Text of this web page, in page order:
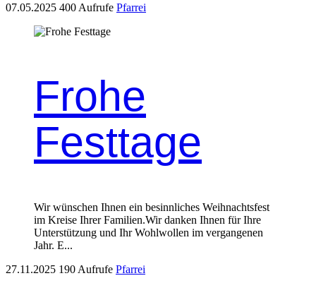
07.05.2025 400 Aufrufe Pfarrei
Frohe
Festtage
Wir wün­schen Ihnen ein besinnlich­es Wei­h­nachts­fest
im Kreise Ihrer Fam­i­lien.Wir danken Ihnen für Ihre
Unter­stützung und Ihr Wohlwollen im ver­gan­genen
Jahr. E...
27.11.2025 190 Aufrufe Pfarrei